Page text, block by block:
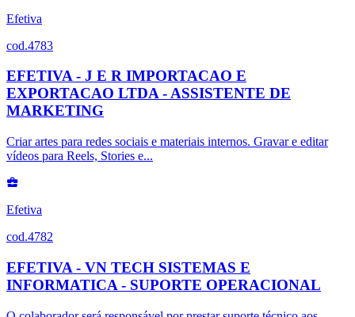
Efetiva
cod.4783
EFETIVA - J E R IMPORTACAO E
EXPORTACAO LTDA - ASSISTENTE DE
MARKETING
Criar artes para redes sociais e materiais internos. Gravar e editar
vídeos para Reels, Stories e...
Efetiva
cod.4782
EFETIVA - VN TECH SISTEMAS E
INFORMATICA - SUPORTE OPERACIONAL